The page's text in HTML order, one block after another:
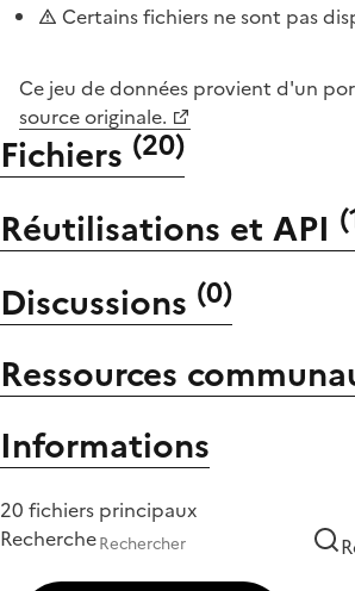
Certains fichiers ne sont pas
Ce jeu de données provient d'un
source originale.
Fichiers (20)
Réutilisations et API (
Discussions (0)
Ressources
Informations
20 fichiers principaux
Recherche